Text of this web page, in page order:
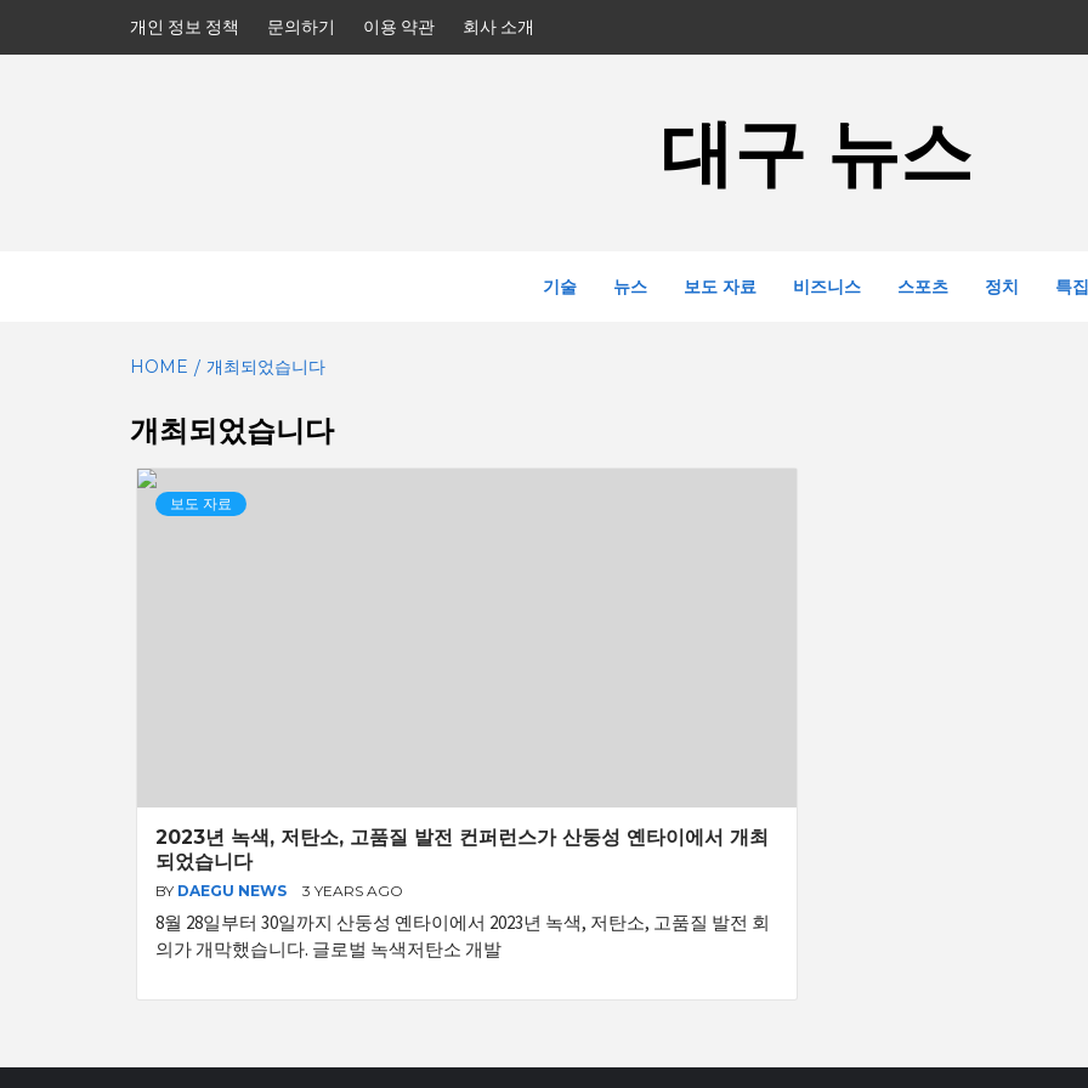
개인 정보 정책 문의하기 이용 약관 회사 소개
대구 뉴스
기술 뉴스 보도 자료 비즈니스 스포츠 정치 특집
HOME 개최되었습니다
개최되었습니다
보도 자료
2023년 녹색, 저탄소, 고품질 발전 컨퍼런스가 산둥성 옌타이에서 개최
되었습니다
BY DAEGU NEWS 3 YEARS AGO
8월 28일부터 30일까지 산둥성 옌타이에서 2023년 녹색, 저탄소, 고품질 발전 회
의가 개막했습니다. 글로벌 녹색저탄소 개발